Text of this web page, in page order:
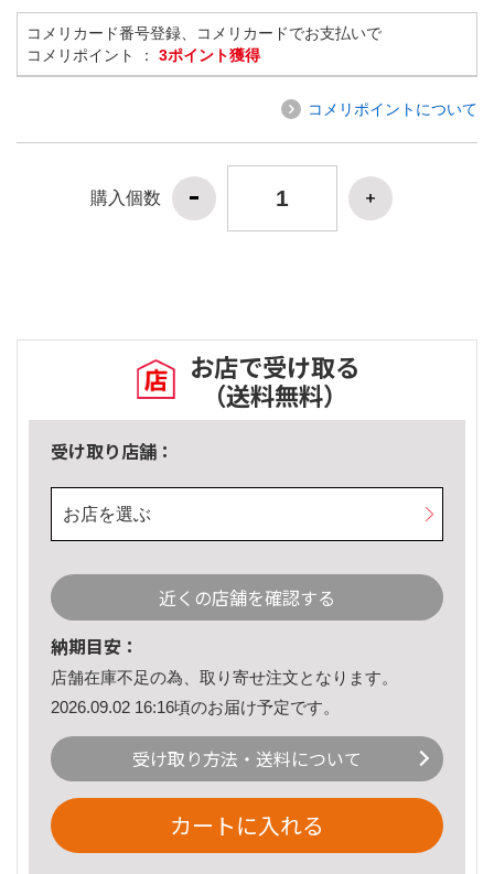
コメリカード番号登録、コメリカードでお支払いで
コメリポイント ： 3ポイント獲得
コメリポイントについて
購入個数
お店で受け取る
（送料無料）
受け取り店舗：
お店を選ぶ
近くの店舗を確認する
納期目安：
店舗在庫不足の為、取り寄せ注文となります。
2026.09.02 16:16頃のお届け予定です。
受け取り方法・送料について
カートに入れる